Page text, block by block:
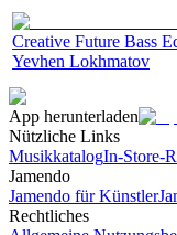
Creative Future Bass
Yevhen Lokhmatov
App herunterladen
Nützliche Links
MusikkatalogIn-Store-
Jamendo
Jamendo für Künstler
Rechtliches